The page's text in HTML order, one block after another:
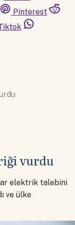
Pinterest
vurdu
elektrik talebini
ve ülke